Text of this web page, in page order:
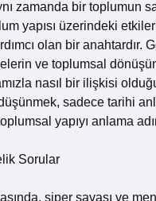
zamanda bir toplumun
yapısı üzerindeki
olan bir anahtardır.
ve toplumsal
nasıl bir ilişkisi
sadece tarihi
yapıyı anlama
Sorular
siper savaşı ve